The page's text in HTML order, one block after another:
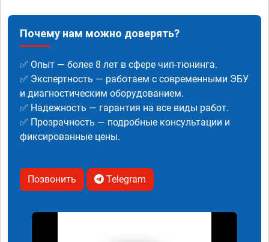
Почему нам можно доверять?
✅ Опыт — более 8 лет в сфере чип-тюнинга.
✅ Экспертность — работаем с современными ЭБУ
и диагностическим оборудованием.
✅ Надежность — гарантия на все виды работ.
✅ Прозрачность — подробные консультации и
фиксированные цены.
Позвонить Telegram